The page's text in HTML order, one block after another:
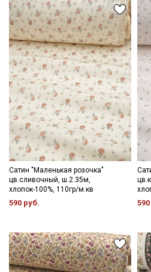
Цветопередача (тон) может
цвета ткани в зависимости от
зависимости от партии.
Сатин "Маленькая розочка"
цв.сливочный, ш.2.35м,
хлопок-100%, 110гр/м.кв
590 руб.
Секретная рассылка от
Мы публикуем здесь
промокоды и скидки
категории
Электронная почта
Ознакомлен(а) сПолитикой
данныхи даюСогласие на
данных